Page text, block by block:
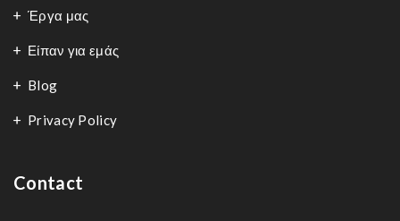
Έργα μας
Είπαν για εμάς
Blog
Privacy Policy
Contact